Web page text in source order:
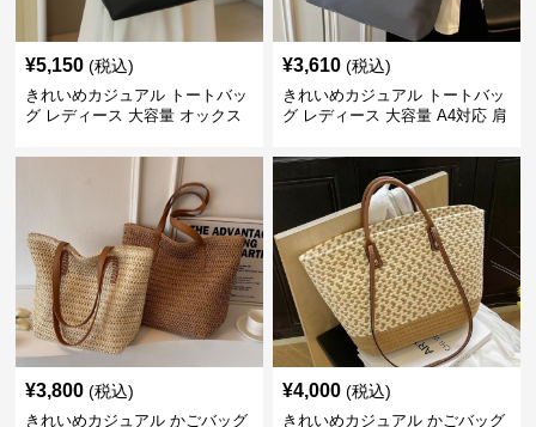
¥5,150 (税込)
きれいめカジュアル トートバッ
グ レディース 大容量 オックス
繍デザイン 肩掛け おしゃれ
¥3,610 (税込)
きれいめカジュアル トートバッ
グ レディース 大容量 A4対応 肩
¥3,800 (税込)
きれいめカジュアル かごバッグ
¥4,000 (税込)
きれいめカジュアル かごバッグ